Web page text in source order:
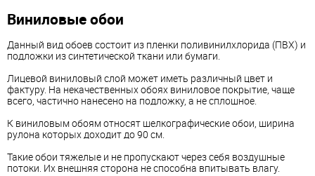
Виниловые обои
Данный вид обоев состоит из пленки поливинилхлорида (ПВХ) и
подложки из синтетической ткани или бумаги.
Лицевой виниловый слой может иметь различный цвет и
фактуру. На некачественных обоях виниловое покрытие, чаще
всего, частично нанесено на подложку, а не сплошное.
К виниловым обоям относят шелкографические обои, ширина
рулона которых доходит до 90 см.
Такие обои тяжелые и не пропускают через себя воздушные
потоки. Их внешняя сторона не способна впитывать влагу.